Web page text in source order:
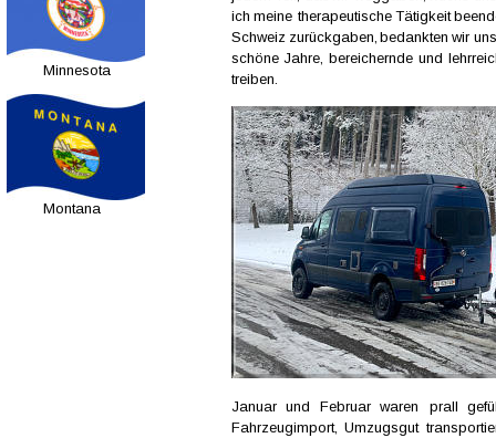
ich meine therapeutische Tätigkeit
Schweiz zurückgaben, bedankten wir
schöne Jahre, bereichernde und
treiben.
Januar und Februar waren prall
Fahrzeugimport, Umzugsgut
Minnesota
Montana